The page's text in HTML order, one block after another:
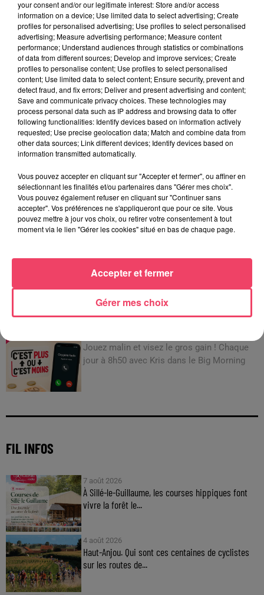
COURSES SONT...
17 juillet 2026
HAUT-ANJOU. MOINS DE VISITEURS, MOINS D'ARGENT... VICTIME
JEUX
Jouez malin et visez le gros gain ! Chaque
jour à 8h50 avec Kris dans le Big Morning
FIL INFOS
7 août 2026
À Sillé-le-Guillaume, les courses hippiques font
vivre la forêt le...
4 août 2026
Haut-Anjou. Qui sont ces centaines de cyclistes
sur les routes de...
your consent and/or our legitimate interest: Store and/or access
information on a device; Use limited data to select advertising; Create
profiles for personalised advertising; Use profiles to select personalised
advertising; Measure advertising performance; Measure content
performance; Understand audiences through statistics or combinations
of data from different sources; Develop and improve services; Create
profiles to personalise content; Use profiles to select personalised
content; Use limited data to select content; Ensure security, prevent and
detect fraud, and fix errors; Deliver and present advertising and content;
Save and communicate privacy choices. These technologies may
process personal data such as IP address and browsing data to offer
following functionalities: Identify devices based on information actively
requested; Use precise geolocation data; Match and combine data from
other data sources; Link different devices; Identify devices based on
information transmitted automatically.
Vous pouvez accepter en cliquant sur "Accepter et fermer", ou affiner en
sélectionnant les finalités et/ou partenaires dans "Gérer mes choix".
Vous pouvez également refuser en cliquant sur "Continuer sans
accepter". Vos préférences ne s'appliqueront que pour ce site. Vous
pouvez mettre à jour vos choix, ou retirer votre consentement à tout
moment via le lien "Gérer les cookies" situé en bas de chaque page.
Gérer mes choix
Accepter et fermer